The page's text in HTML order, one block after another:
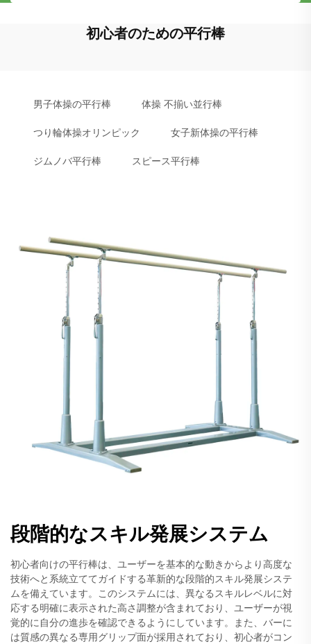
初心者のための平行棒
男子体操の平行棒 体操 不揃い並行棒
つり輪体操オリンピック 女子新体操の平行棒
ジムノバ平行棒 スピース平行棒
段階的なスキル発展システム
初心者向けの平行棒は、ユーザーを基本的な動きからより高度な
技術へと系統立ててガイドする革新的な段階的スキル発展システ
ムを備えています。このシステムには、異なるスキルレベルに対
応する明確に表示された高さ調整が含まれており、ユーザーが視
覚的に自分の進歩を確認できるようにしています。また、バーに
は質感の異なる専用グリップ面が採用されており、初心者がコン